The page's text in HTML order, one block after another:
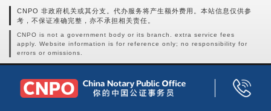
CNPO 非政府机关或其分支。代办服务将产生额外费用。本站信息仅供参
考，不保证准确完整，亦不承担相关责任。
CNPO is not a government body or its branch. extra service fees
apply. Website information is for reference only; no responsibility for
errors or omissions.